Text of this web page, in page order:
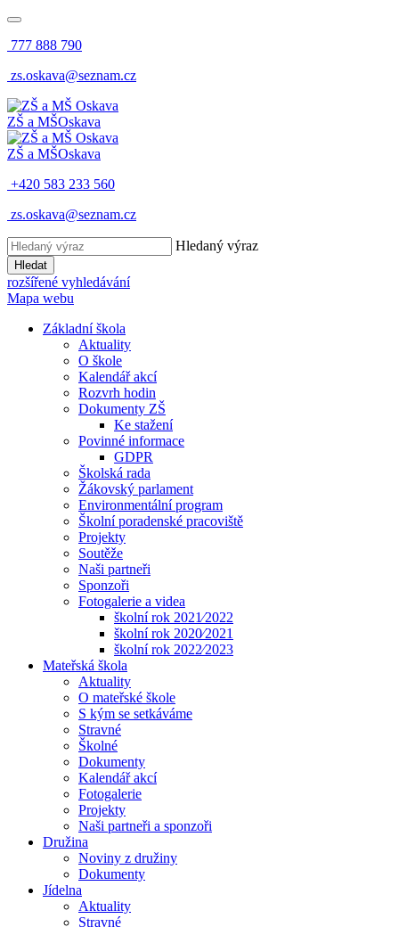
777 888 790
zs.oskava@seznam.cz
ZŠ a MŠOskava
ZŠ a MŠOskava
+420 583 233 560
zs.oskava@seznam.cz
Hledaný výraz
Hledat
rozšířené vyhledávání
Mapa webu
Základní škola
Aktuality
O škole
Kalendář akcí
Rozvrh hodin
Dokumenty ZŠ
Ke stažení
Povinné informace
GDPR
Školská rada
Žákovský parlament
Environmentální program
Školní poradenské pracoviště
Projekty
Soutěže
Naši partneři
Sponzoři
Fotogalerie a videa
školní rok 2021⁄2022
školní rok 2020⁄2021
školní rok 2022⁄2023
Mateřská škola
Aktuality
O mateřské škole
S kým se setkáváme
Stravné
Školné
Dokumenty
Kalendář akcí
Fotogalerie
Projekty
Naši partneři a sponzoři
Družina
Noviny z družiny
Dokumenty
Jídelna
Aktuality
Stravné